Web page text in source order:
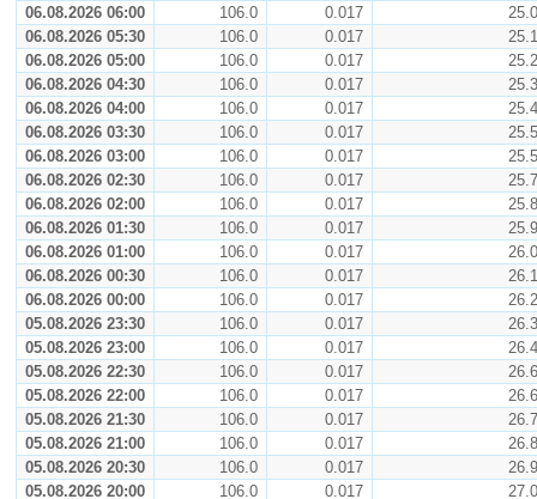
06.08.2026 06:00
106.0 0.017
25.0
06.08.2026 05:30
106.0 0.017
25.1
06.08.2026 05:00
106.0 0.017
25.2
06.08.2026 04:30
106.0 0.017
25.3
06.08.2026 04:00
106.0 0.017
25.4
06.08.2026 03:30
106.0 0.017
25.5
06.08.2026 03:00
106.0 0.017
25.5
06.08.2026 02:30
106.0 0.017
25.7
06.08.2026 02:00
106.0 0.017
25.8
06.08.2026 01:30
106.0 0.017
25.9
06.08.2026 01:00
106.0 0.017
26.0
06.08.2026 00:30
106.0 0.017
26.1
06.08.2026 00:00
106.0 0.017
26.2
05.08.2026 23:30
106.0 0.017
26.3
05.08.2026 23:00
106.0 0.017
26.4
05.08.2026 22:30
106.0 0.017
26.6
05.08.2026 22:00
106.0 0.017
26.6
05.08.2026 21:30
106.0 0.017
26.7
05.08.2026 21:00
106.0 0.017
26.8
05.08.2026 20:30
106.0 0.017
26.9
05.08.2026 20:00
106.0 0.017
27.0